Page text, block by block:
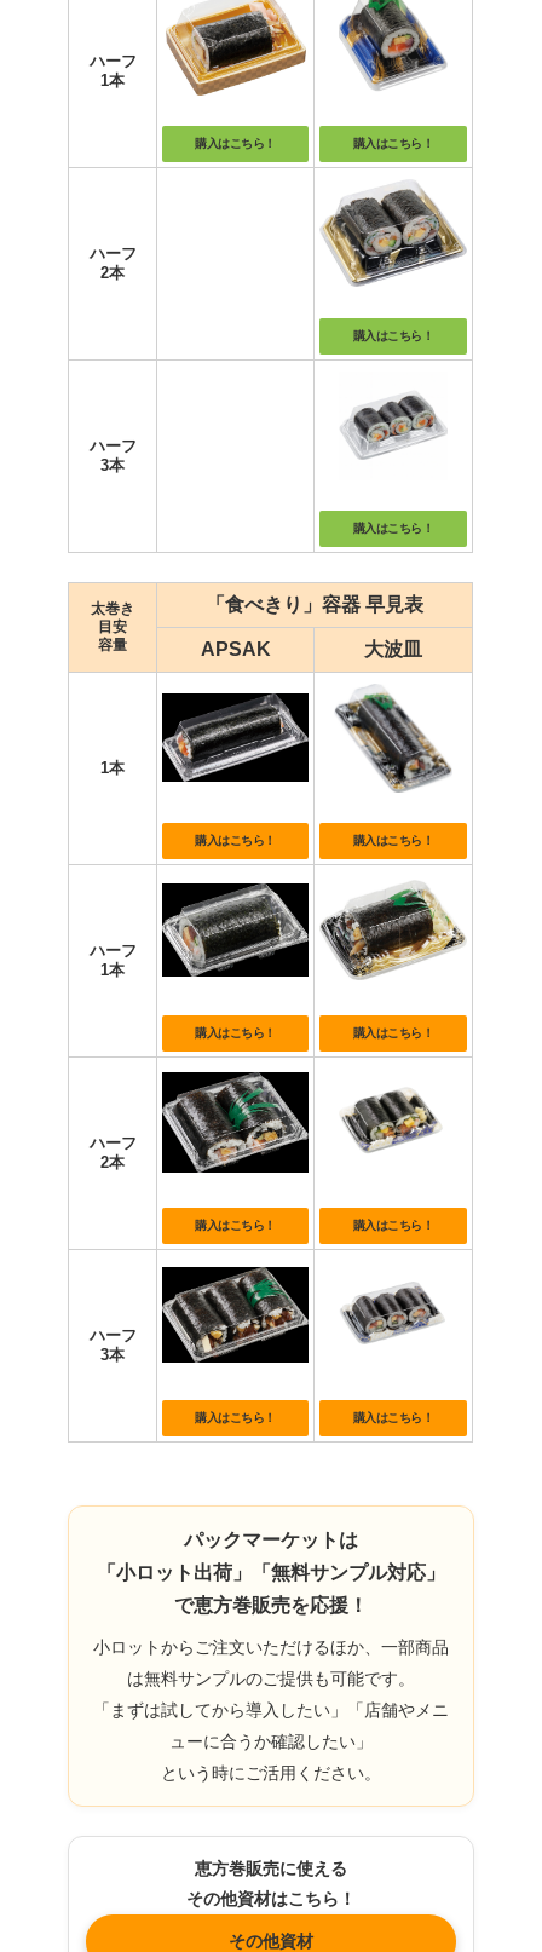
ハーフ
1本
購入はこちら！ 購入はこちら！
ハーフ
2本
購入はこちら！
ハーフ
3本
購入はこちら！
太巻き
目安
容量
「食べきり」容器 早見表
APSAK 大波皿
1本
購入はこちら！ 購入はこちら！
ハーフ
1本
購入はこちら！ 購入はこちら！
ハーフ
2本
購入はこちら！ 購入はこちら！
ハーフ
3本
購入はこちら！ 購入はこちら！
パックマーケットは
「小ロット出荷」「無料サンプル対応」
で恵方巻販売を応援！
小ロットからご注文いただけるほか、一部商品
は無料サンプルのご提供も可能です。
「まずは試してから導入したい」「店舗やメニ
ューに合うか確認したい」
という時にご活用ください。
恵方巻販売に使える
その他資材はこちら！
その他資材